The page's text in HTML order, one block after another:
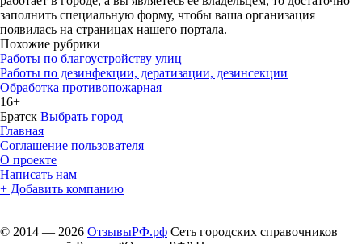
заполнить специальную форму, чтобы ваша организация
появилась на страницах нашего портала.
Похожие рубрики
Работы по благоустройству улиц
Работы по дезинфекции, дератизации, дезинсекции
Обработка противопожарная
16+
Братск Выбрать город
Главная
Соглашение пользователя
О проекте
Написать нам
+ Добавить компанию
© 2014 — 2026 ОтзывыРФ.рф Сеть городских справочников